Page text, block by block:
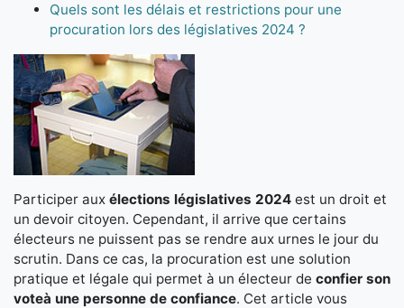
Quels sont les délais et restrictions pour une
procuration lors des législatives 2024 ?
Participer aux élections législatives 2024 est un droit et
un devoir citoyen. Cependant, il arrive que certains
électeurs ne puissent pas se rendre aux urnes le jour du
scrutin. Dans ce cas, la procuration est une solution
pratique et légale qui permet à un électeur de confier son
voteà une personne de confiance. Cet article vous